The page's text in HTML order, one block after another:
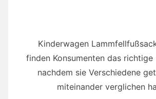
Kinderwagen
finden Konsumenten das
nachdem sie Verschiedene
miteinander verglichen